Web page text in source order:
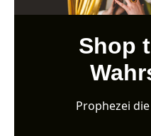
Shop
Prophezei